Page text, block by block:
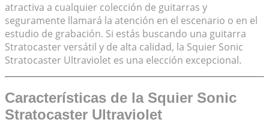
atractiva a cualquier colección de guitarras y
seguramente llamará la atención en el escenario o en el
estudio de grabación. Si estás buscando una guitarra
Stratocaster versátil y de alta calidad, la Squier Sonic
Stratocaster Ultraviolet es una elección excepcional.
Características de la Squier Sonic
Stratocaster Ultraviolet